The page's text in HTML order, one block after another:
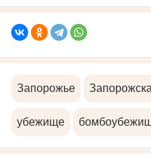
Запорожье
убежище